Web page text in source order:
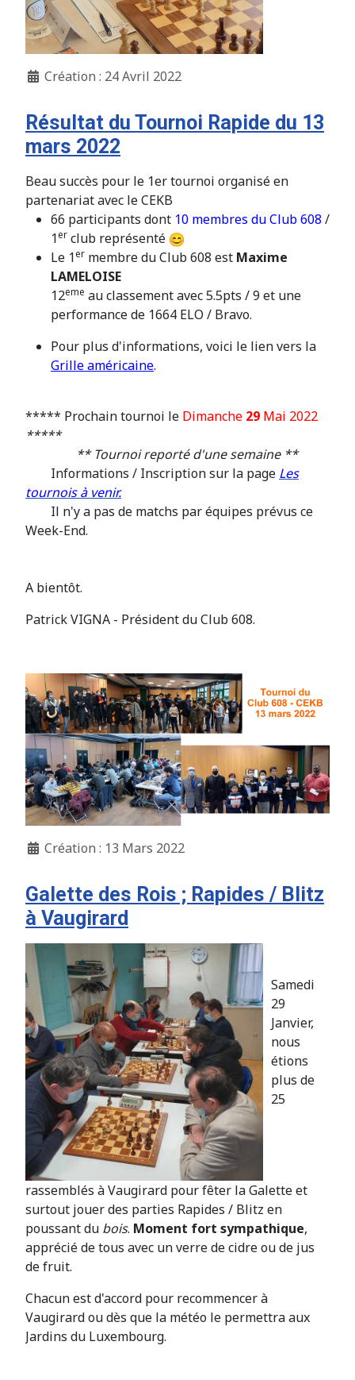
Création : 24 Avril 2022
Résultat du Tournoi Rapide du 13
mars 2022
Beau succès pour le 1er tournoi organisé en
partenariat avec le CEKB
66 participants dont 10 membres du Club 608 /
1er club représenté
Le 1er membre du Club 608 est Maxime
LAMELOISE
12eme au classement avec 5.5pts / 9 et une
performance de 1664 ELO / Bravo.
Pour plus d'informations, voici le lien vers la
Grille américaine.
***** Prochain tournoi le Dimanche 29 Mai 2022
*****
** Tournoi reporté d'une semaine **
Informations / Inscription sur la page Les
tournois à venir.
Il n'y a pas de matchs paréquipes prévus ce
Week-End.
A bientôt.
Patrick VIGNA - Président du Club 608.
Création : 13 Mars 2022
Galette des Rois ; Rapides / Blitz
à Vaugirard
Samedi
29
Janvier,
nous
étions
plus de
25
rassemblés à Vaugirard pour fêter la Galette et
surtout jouer des parties Rapides / Blitz en
poussant du bois. Moment fort sympathique,
apprécié de tous avec un verre de cidre ou de jus
de fruit.
Chacun est d'accord pour recommencer à
Vaugirard ou dès que la météo le permettra aux
Jardins du Luxembourg.